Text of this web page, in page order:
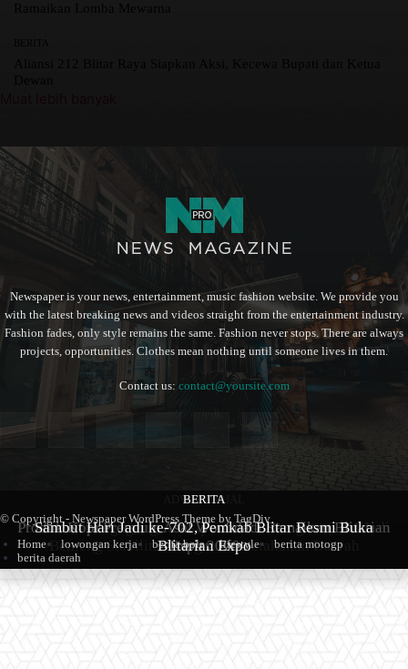
ADVERTORIAL
Pemkab Tulungagung Antisipasi Krisis Pangan, GPM Jadi
Benteng Stabilitas Harga dan Ketahanan Daerah
BERITA
Produk Kopi Premium Asal Wonodadi Ramaikan Blitarian
Expo 2026
BERITA
Sambut Hari Jadi ke-702, Pemkab Blitar Resmi Buka
Blitarian Expo
Newspaper is your news, entertainment, music fashion website. We provide you
with the latest breaking news and videos straight from the entertainment industry.
Fashion fades, only style remains the same. Fashion never stops. There are always
projects, opportunities. Clothes mean nothing until someone lives in them.
Contact us: contact@yoursite.com
© Copyright - Newspaper WordPress Theme by TagDiv
Home
lowongan kerja berita bola lifestyle
berita motogp
berita daerah